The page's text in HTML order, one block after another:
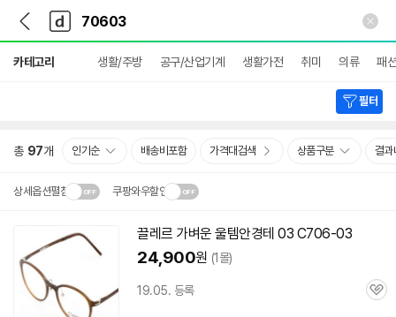
다
나
와
가
기
다
와
메
인
카테고리 생활/주방 공구/산업기계 생활가전 취미 의류 패
필터
총 97개 인기순 배송비포함 가격대검색 상품구분 결과
상세옵션펼침 쿠팡와우할인
설치 환경·지역에 따라
배송·설치비가 달라집니다.
기
끌레르 가벼운 울템안경테 03 C706-03
24,900원 (1몰)
19.05. 등록
관